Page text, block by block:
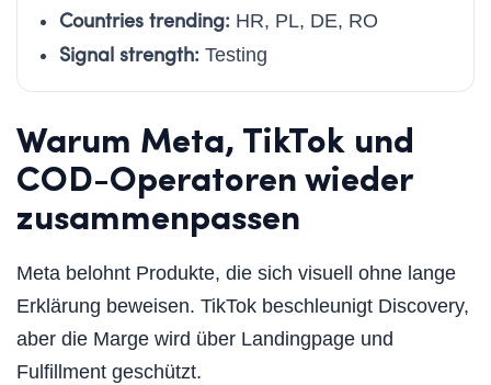
Countries trending: HR, PL, DE, RO
Signal strength: Testing
Warum Meta, TikTok und
COD-Operatoren wieder
zusammenpassen
Meta belohnt Produkte, die sich visuell ohne lange
Erklärung beweisen. TikTok beschleunigt Discovery,
aber die Marge wird über Landingpage und
Fulfillment geschützt.